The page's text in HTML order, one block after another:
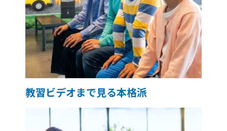
教習ビデオまで見る本格派